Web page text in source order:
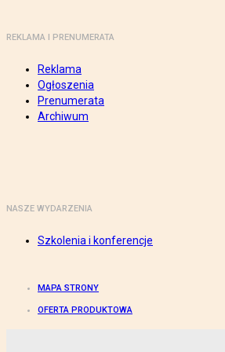
REKLAMA I PRENUMERATA
Reklama
Ogłoszenia
Prenumerata
Archiwum
NASZE WYDARZENIA
Szkolenia i konferencje
MAPA STRONY
OFERTA PRODUKTOWA